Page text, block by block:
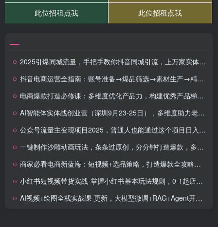
2025引爆同城流量，手把手教你抖音同城引流，上万家实体店实战营销经验
抖音电商运营全指南：账号准备→爆品筛选→素材生产→精准投放→数据优化
电商爆款打造必修课：多维度优化产品力，构建优秀产品梯队，轻松打造爆款
AI智能体实体战创业营（深圳9月23-25日），多维度助力老板、管理层、员工提升效能
公众号流量主变现项目2025，普通人也能通过这个项目日入四位数
一键制作沙雕动画玩法，条条过原创，分分钟打造爆款，多平台賺收益
商家必看电商新蓝海：短视频+选品策略，打造爆款全攻略，月入10w+
小红书短视频带货实战-掌握小红书基本玩法规则，0-1起店进阶项目拆解
AI视频+绘图全栈实战课-更新，大模型微调+RAG+Agent开发，掌握核心技术月入2万